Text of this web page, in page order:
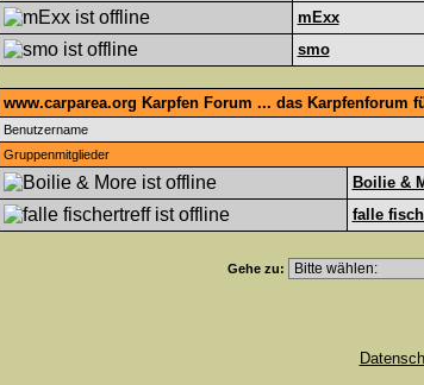
mExx
smo
www.carparea.org Karpfen Forum ... das Karpfenforum
Benutzername
Gruppenmitglieder
Boilie &
falle
Gehe zu: